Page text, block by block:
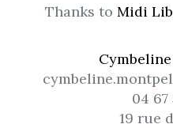
Thanks to Midi
04 67
19 rue